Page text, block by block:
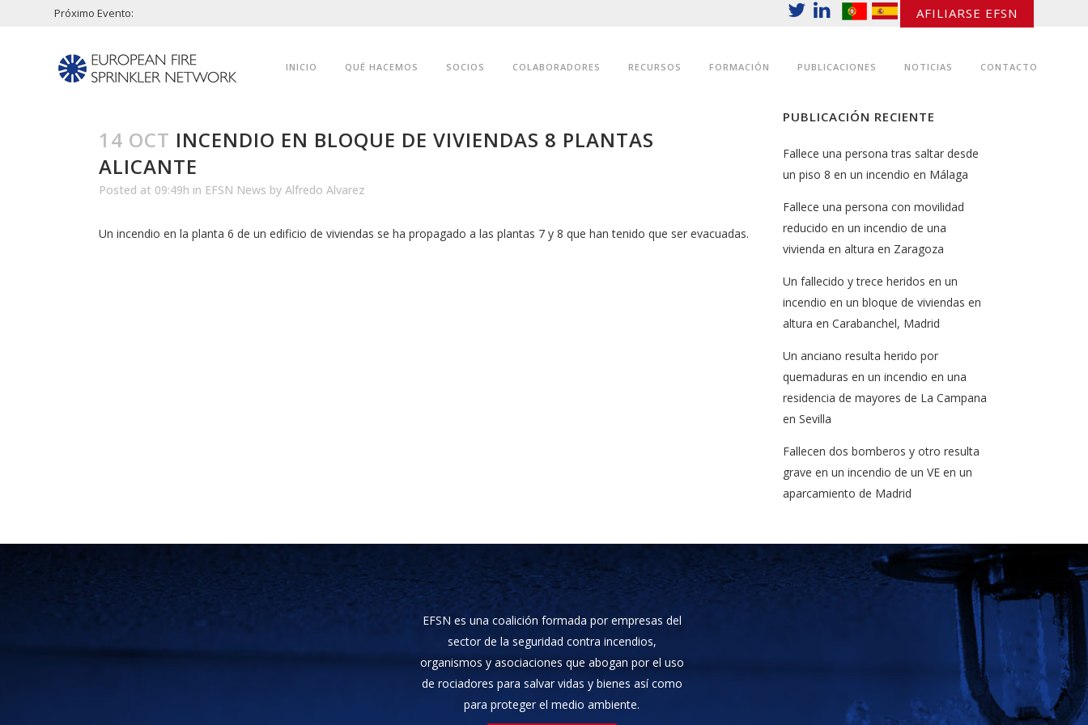
Próximo Evento: AFILIARSE EFSN
INICIO QUÉ HACEMOS SOCIOS COLABORADORES RECURSOS FORMACIÓN PUBLICACIONES NOTICIAS CONTACTO
14 OCT INCENDIO EN BLOQUE DE VIVIENDAS 8 PLANTAS
ALICANTE
Posted at 09:49h in EFSN News by Alfredo Alvarez
Un incendio en la planta 6 de un edificio de viviendas se ha propagado a las plantas 7 y 8 que han tenido que ser evacuadas.
PUBLICACIÓN RECIENTE
Fallece una persona tras saltar desde
un piso 8 en un incendio en Málaga
Fallece una persona con movilidad
reducido en un incendio de una
vivienda en altura en Zaragoza
Un fallecido y trece heridos en un
incendio en un bloque de viviendas en
altura en Carabanchel, Madrid
Un anciano resulta herido por
quemaduras en un incendio en una
residencia de mayores de La Campana
en Sevilla
Fallecen dos bomberos y otro resulta
grave en un incendio de un VE en un
aparcamiento de Madrid
EFSN es una coalición formada por empresas del
sector de la seguridad contra incendios,
organismos y asociaciones que abogan por el uso
de rociadores para salvar vidas y bienes así como
para proteger el medio ambiente.